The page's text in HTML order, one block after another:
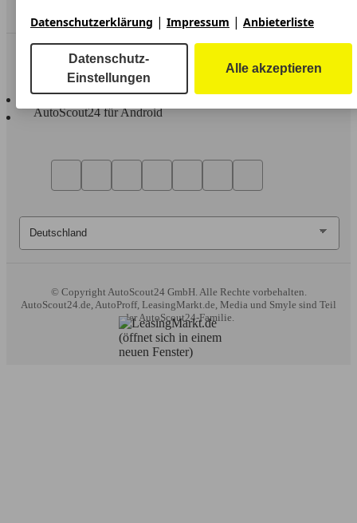
In Verbindung bleiben
AutoScout24 für iOS
AutoScout24 für Android
© Copyright AutoScout24 GmbH. Alle Rechte vorbehalten.
AutoScout24.de, AutoProff, LeasingMarkt.de, Media und Smyle sind Teil
der AutoScout24-Familie.
Datenschutzerklärung | Impressum | Anbieterliste
Datenschutz-
Einstellungen
Alle akzeptieren